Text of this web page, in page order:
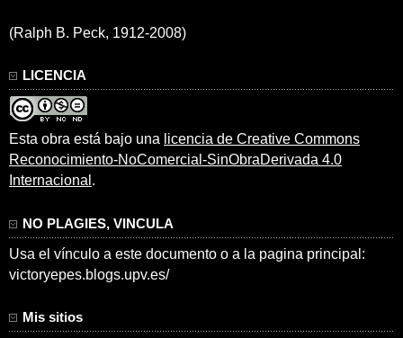
(Ralph B. Peck, 1912-2008)
LICENCIA
Esta obra está bajo una licencia de Creative Commons
Reconocimiento-NoComercial-SinObraDerivada 4.0
Internacional .
NO PLAGIES, VINCULA
Usa el vínculo a este documento o a la pagina principal:
victoryepes.blogs.upv.es/
Mis sitios